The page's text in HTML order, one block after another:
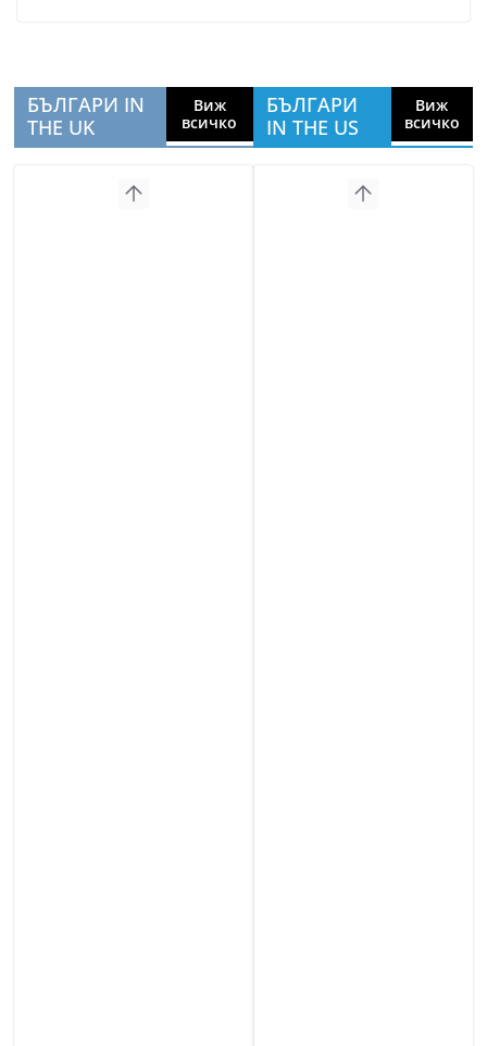
БЪЛГАРИ IN
THE UK
Виж
всичко
БЪЛГАРИ
IN THE US
Виж
всичко